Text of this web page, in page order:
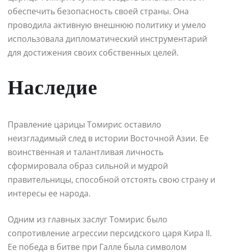
обеспечить безопасность своей страны. Она
проводила активную внешнюю политику и умело
использовала дипломатический инструментарий
для достижения своих собственных целей.
Наследие
Правление царицы Томирис оставило
неизгладимый след в истории Восточной Азии. Ее
воинственная и талантливая личность
сформировала образ сильной и мудрой
правительницы, способной отстоять свою страну и
интересы ее народа.
Одним из главных заслуг Томирис было
сопротивление агрессии персидского царя Кира II.
Ее победа в битве при Галле была символом